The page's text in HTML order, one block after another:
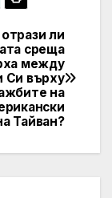
ли
среща
между
Си върху
на
Тайван?